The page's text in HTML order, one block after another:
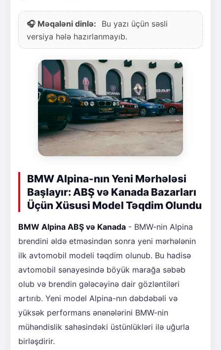
🎧 Məqaləni dinlə:
Bu yazı üçün səsli
versiya hələ hazırlanmayıb.
BMW Alpina-nın Yeni Mərhələsi
Başlayır: ABŞ və Kanada Bazarları
Üçün Xüsusi Model Təqdim Olundu
BMW Alpina ABŞ və Kanada - BMW-nin Alpina
brendini əldə etməsindən sonra yeni mərhələnin
ilk avtomobil modeli təqdim olunub. Bu hadisə
avtomobil sənayesində böyük marağa səbəb
olub və brendin gələcəyinə dair gözləntiləri
artırıb. Yeni model Alpina-nın dəbdəbəli və
yüksək performans ənənələrini BMW-nin
mühəndislik sahəsindəki üstünlükləri ilə uğurla
birləşdirir.